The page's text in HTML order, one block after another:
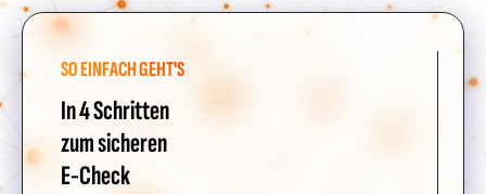
SO EINFACH GEHT'S
In 4 Schritten
zum sicheren
E-Check